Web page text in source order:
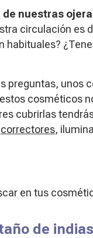
de nuestras
circulación es
habituales?
preguntas, unos
cosméticos
cubrirlas
correctores,
en tus
de indias